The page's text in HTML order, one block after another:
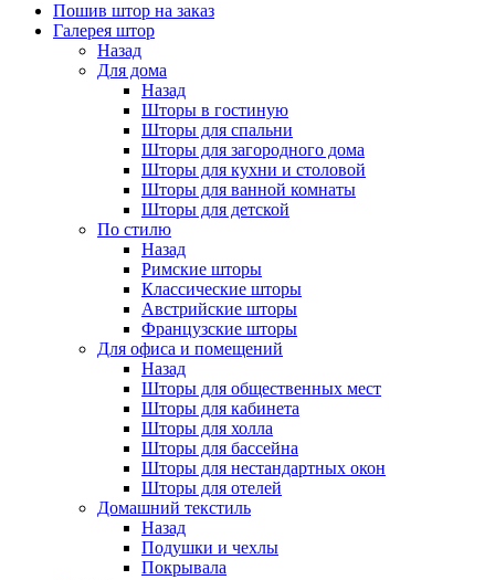
Пошив штор на заказ
Галерея штор
Назад
Для дома
Назад
Шторы в гостиную
Шторы для спальни
Шторы для загородного дома
Шторы для кухни и столовой
Шторы для ванной комнаты
Шторы для детской
По стилю
Назад
Римские шторы
Классические шторы
Австрийские шторы
Французские шторы
Для офиса и помещений
Назад
Шторы для общественных мест
Шторы для кабинета
Шторы для холла
Шторы для бассейна
Шторы для нестандартных окон
Шторы для отелей
Домашний текстиль
Назад
Подушки и чехлы
Покрывала